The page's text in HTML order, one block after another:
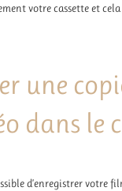
votre cassette et
une
dans le
d’enregistrer votre